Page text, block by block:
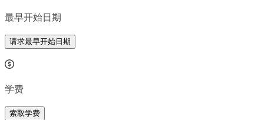
最早开始日期
请求最早开始日期
学费
索取学费